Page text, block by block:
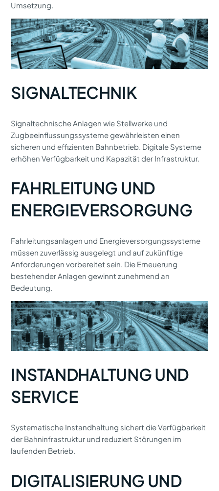
Umsetzung.
SIGNALTECHNIK
Signaltechnische Anlagen wie Stellwerke und
Zugbeeinflussungssysteme gewährleisten einen
sicheren und effizienten Bahnbetrieb. Digitale Systeme
erhöhen Verfügbarkeit und Kapazität der Infrastruktur.
FAHRLEITUNG UND
ENERGIEVERSORGUNG
Fahrleitungsanlagen und Energieversorgungssysteme
müssen zuverlässig ausgelegt und auf zukünftige
Anforderungen vorbereitet sein. Die Erneuerung
bestehender Anlagen gewinnt zunehmend an
Bedeutung.
INSTANDHALTUNG UND
SERVICE
Systematische Instandhaltung sichert die Verfügbarkeit
der Bahninfrastruktur und reduziert Störungen im
laufenden Betrieb.
DIGITALISIERUNG UND